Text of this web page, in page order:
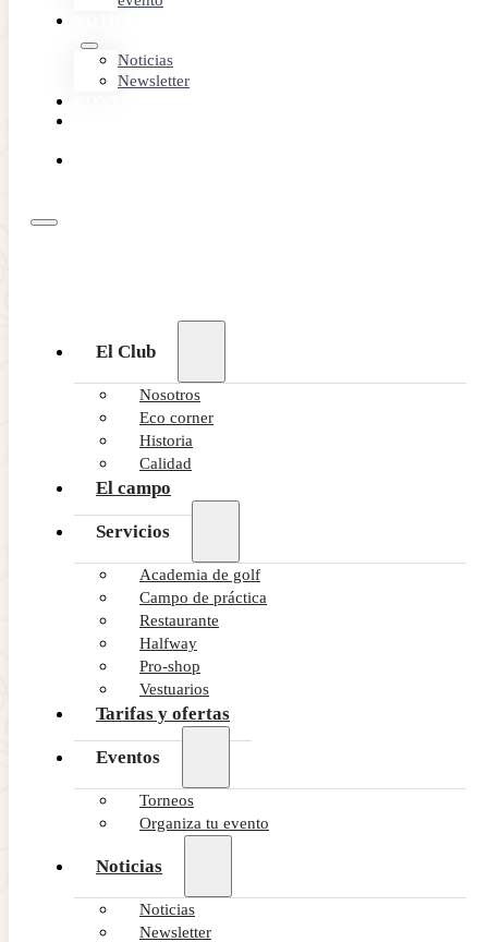
Noticias
Newsletter
El Club
Nosotros
Eco corner
Historia
Calidad
El campo
Servicios
Academia de golf
Campo de práctica
Restaurante
Halfway
Pro-shop
Vestuarios
Tarifas y ofertas
Eventos
Torneos
Organiza tu evento
Noticias
Noticias
Newsletter